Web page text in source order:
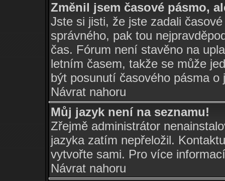
Změnil jsem časové pásmo,
Jste si jisti, že jste zadali
správného, pak tou
čas. Fórum není stavěno na
letním časem, takže se může
být posunutí časového pásma
Návrat nahoru
Můj jazyk není na seznamu!
Zřejmě administrátor
jazyka zatím nepřeložil.
vytvořte sami. Pro více
Návrat nahoru